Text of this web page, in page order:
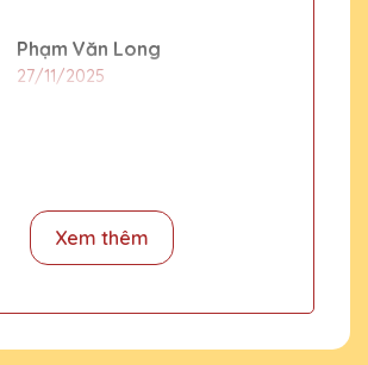
Phạm Văn Long
27/11/2025
CSKH Pha Lê Hà Nội
2020-01-01
ngày, dịp cuối năm thì thời gian trả
Xem thêm